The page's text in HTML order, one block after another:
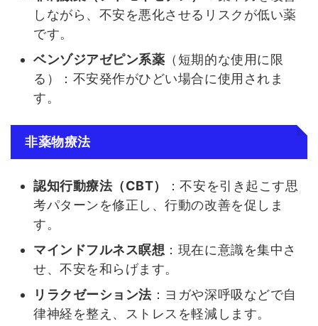
しながら、不安を悪化させるリスクが低い薬
です。
ベンゾジアゼピン系薬 （短期的な使用に限
る）：不安発作がひどい場合に使用されま
す。
非薬物療法
認知行動療法（CBT）
：不安を引き起こす思
考パターンを修正し、行動の改善を促しま
す。
マインドフルネス瞑想 ：現在に意識を集中さ
せ、不安を和らげます。
リラクゼーション法：ヨガや深呼吸などで自
律神経を整え、ストレスを軽減します。